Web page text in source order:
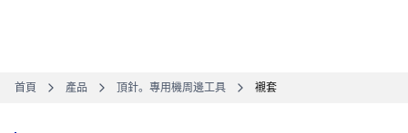
首頁 產品 頂針。專用機周邊工具 襯套